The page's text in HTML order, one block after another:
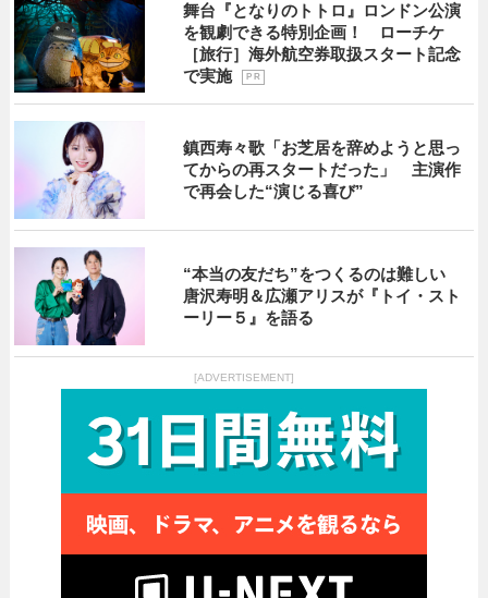
舞台『となりのトトロ』ロンドン公演
を観劇できる特別企画！ ローチケ
［旅行］海外航空券取扱スタート記念
で実施
P R
鎮西寿々歌「お芝居を辞めようと思っ
てからの再スタートだった」 主演作
で再会した“演じる喜び”
“本当の友だち”をつくるのは難しい
唐沢寿明＆広瀬アリスが『トイ・スト
ーリー５』を語る
[ADVERTISEMENT]